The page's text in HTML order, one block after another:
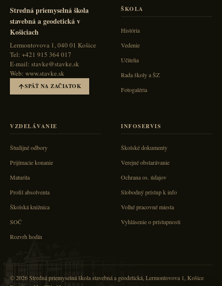
Stredná priemyselná škola
stavebná a geodetická v
Košiciach
Lermontovova 1, 040 01 Košice
Tel: +421 915 364 017
E-mail: stavke@stavke.sk
Web: www.stavke.sk
SPÄŤ NA ZAČIATOK
ŠKOLA
História
Vedenie
Učitelia
Rada školy a ŠZ
Fotogaléria
VZDELÁVANIE
Študijné odbory
Prijímacie konanie
Maturita
Profil absolventa
Školská knižnica
SOČ
Rozvrh hodín
INFOSERVIS
Školské dokumenty
Verejné obstarávanie
Ochrana os. údajov
Slobodný prístup k info
Voľné pracovné miesta
Vyhlásenie o prístupnosti
© 2026 Stredná priemyselná škola stavebná a geodetická, Lermontovova 1, Košice